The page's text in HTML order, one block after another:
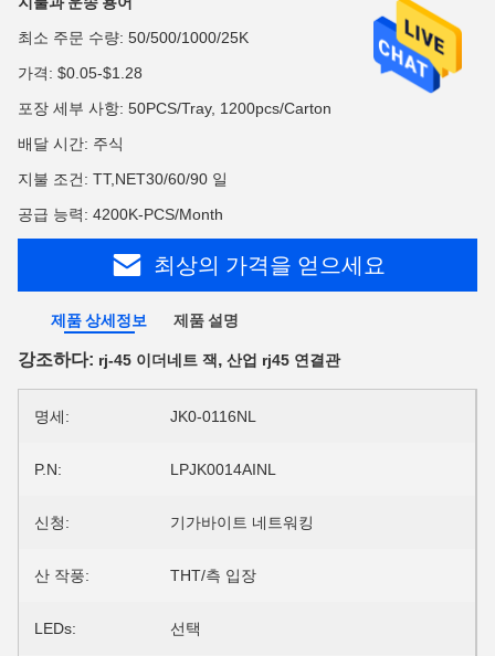
최소 주문 수량: 50/500/1000/25K
가격: $0.05-$1.28
포장 세부 사항: 50PCS/Tray, 1200pcs/Carton
배달 시간: 주식
지불 조건: TT,NET30/60/90 일
공급 능력: 4200K-PCS/Month
최상의 가격을 얻으세요
제품 상세정보 제품 설명
강조하다: rj-45 이더네트 잭, 산업 rj45 연결관
명세: JK0-0116NL
P.N: LPJK0014AINL
신청: 기가바이트 네트워킹
산 작풍: THT/측 입장
LEDs: 선택